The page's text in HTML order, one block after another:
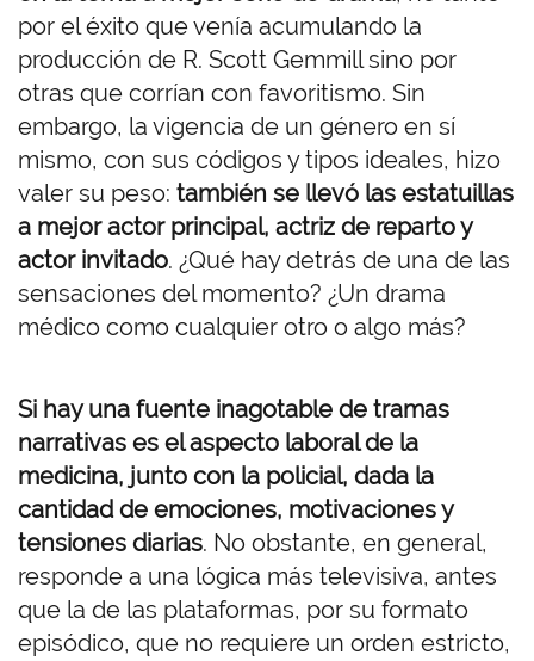
por el éxito que venía acumulando la
producción de R. Scott Gemmill sino por
otras que corrían con favoritismo. Sin
embargo, la vigencia de un género en sí
mismo, con sus códigos y tipos ideales, hizo
valer su peso: también se llevó las estatuillas
a mejor actor principal, actriz de reparto y
actor invitado. ¿Qué hay detrás de una de las
sensaciones del momento? ¿Un drama
médico como cualquier otro o algo más?
Si hay una fuente inagotable de tramas
narrativas es el aspecto laboral de la
medicina, junto con la policial, dada la
cantidad de emociones, motivaciones y
tensiones diarias. No obstante, en general,
responde a una lógica más televisiva, antes
que la de las plataformas, por su formato
episódico, que no requiere un orden estricto,